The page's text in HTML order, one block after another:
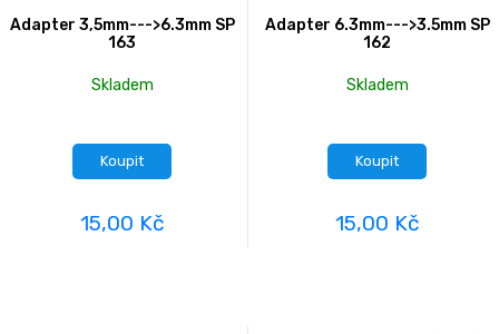
Adapter 3,5mm--->6.3mm SP
163
Skladem
Koupit
15,00 Kč
Adapter 6.3mm--->3.5mm SP
162
Skladem
Koupit
15,00 Kč